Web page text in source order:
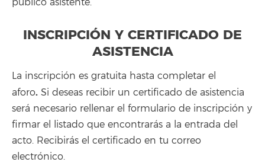
público asistente.
INSCRIPCIÓN Y CERTIFICADO DE
ASISTENCIA
La inscripción es gratuita hasta completar el
aforo. Si deseas recibir un certificado de asistencia
será necesario rellenar el formulario de inscripción y
firmar el listado que encontrarás a la entrada del
acto. Recibirás el certificado en tu correo
electrónico.